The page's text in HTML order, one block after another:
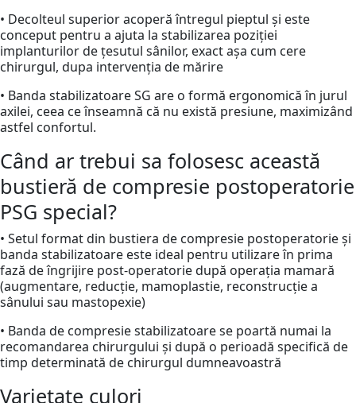
• Decolteul superior acoperă întregul pieptul și este
conceput pentru a ajuta la stabilizarea poziției
implanturilor de țesutul sânilor, exact așa cum cere
chirurgul, dupa intervenția de mărire
• Banda stabilizatoare SG are o formă ergonomică în jurul
axilei, ceea ce înseamnă că nu există presiune, maximizând
astfel confortul.
Când ar trebui sa folosesc această
bustieră de compresie postoperatorie
PSG special?
• Setul format din bustiera de compresie postoperatorie și
banda stabilizatoare este ideal pentru utilizare în prima
fază de îngrijire post-operatorie după operația mamară
(augmentare, reducție, mamoplastie, reconstrucție a
sânului sau mastopexie)
• Banda de compresie stabilizatoare se poartă numai la
recomandarea chirurgului și după o perioadă specifică de
timp determinată de chirurgul dumneavoastră
Varietate culori